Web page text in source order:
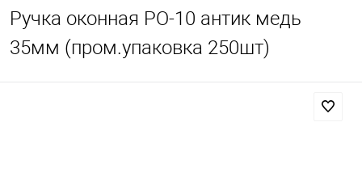
Ручка оконная РО-10 антик медь
35мм (пром.упаковка 250шт)